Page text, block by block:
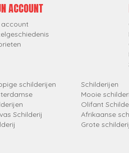
ACCOUNT
account
schilderijen
Schilderij
Schilderijen
Mooie
Olifant
Afrikaanse
Grote